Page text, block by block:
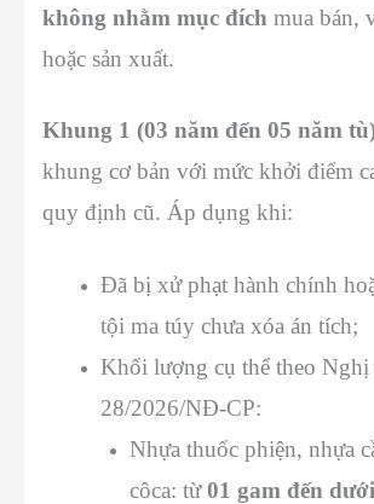
không nhằm mục đích mua bán,
hoặc sản xuất.
Khung 1 (03 năm đến 05 năm
khung cơ bản với mức khởi điểm
quy định cũ. Áp dụng khi:
Đã bị xử phạt hành chính
tội ma túy chưa xóa án tích;
Khối lượng cụ thể theo
28/2026/NĐ-CP:
Nhựa thuốc phiện, nhựa
côca: từ01 gam đến